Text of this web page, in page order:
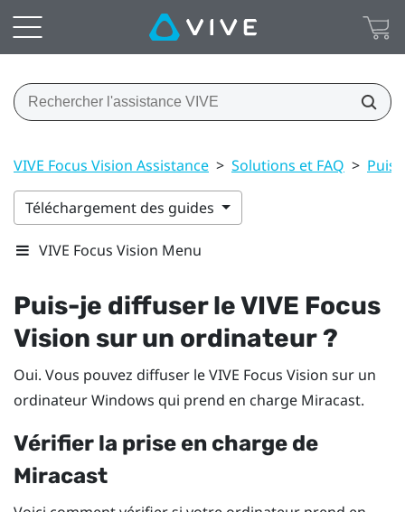
VIVE Focus Vision Assistance > Solutions et FAQ >
Téléchargement des guides
VIVE Focus Vision Menu
Puis-je diffuser leVIVE Focus
Vision sur un ordinateur ?
Oui. Vous pouvez diffuser leVIVE Focus Vision sur un
ordinateurWindows qui prend en charge Miracast.
Vérifier la prise en charge de
Miracast